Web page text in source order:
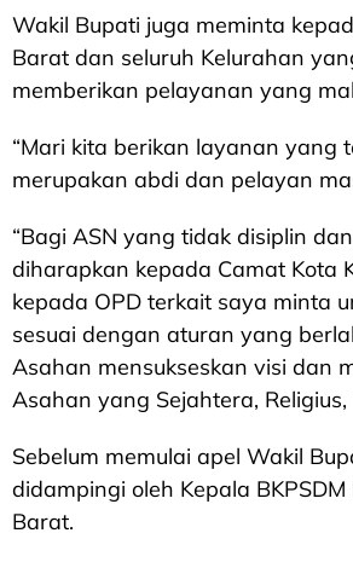
Wakil Bupati juga meminta
Barat dan seluruh Kelurahan
memberikan pelayanan yang
“Mari kita berikan layanan yang
merupakan abdi dan pelayan
“Bagi ASN yang tidak disiplin
diharapkan kepada Camat Kota
kepada OPD terkait saya minta
sesuai dengan aturan yang
Asahan mensukseskan visi dan
Asahan yang Sejahtera,
Sebelum memulai apel Wakil
didampingi oleh Kepala
Barat.